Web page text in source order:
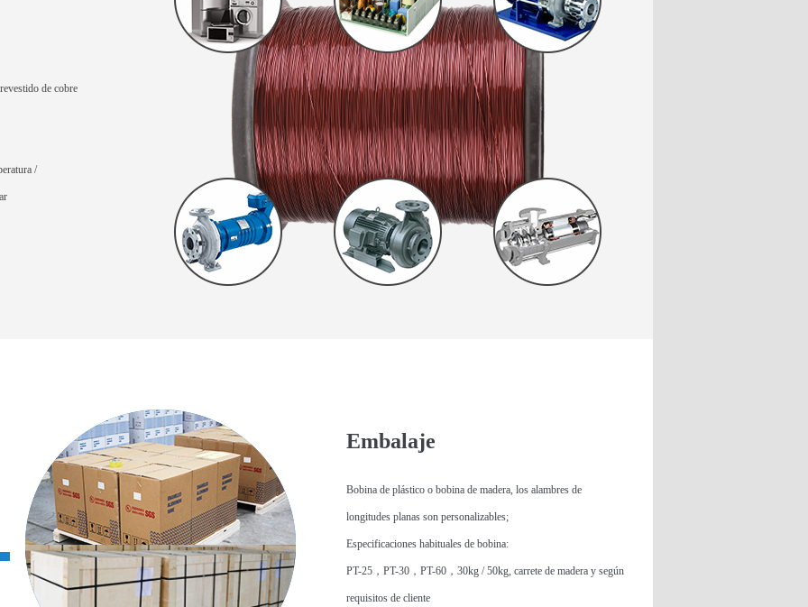
de cobre
/
Embalaje
Bobina de plástico o bobina de madera, los alambres de
longitudes planas son personalizables;
Especificaciones habituales de bobina:
PT-25，PT-30，PT-60，30kg / 50kg, carrete de madera y según
requisitos de cliente